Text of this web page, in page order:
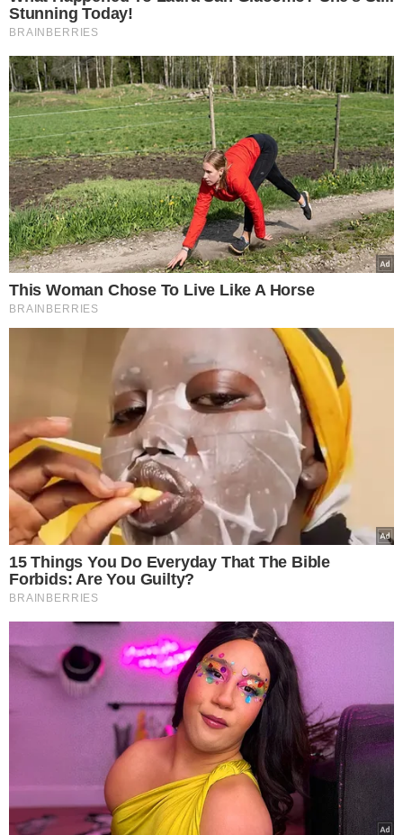
tinham idade entre 40 e 69 anos. Destes, 1.023
morreram. Os quadros mais graves deste estudo
Caso em SP
O Hospital Albert Einstein, na Zona Sul da capital paulista,
registrou em 25 de fevereiro a notificação do caso
suspeito de um homem de 61 anos. Ele é brasileiro e
viajou para o norte da Itália entre 9 e 21 de fevereiro. O
paciente tem sinais brandos da doença, como tosse, e
está em isolamento domiciliar.
"O paciente encontra-se em bom estado clínico e sem
necessidade de internação, permanecendo em
isolamento respiratório que será mantido durante os
próximos 14 dias. A equipe médica segue monitorando-o
ativamente, assim como as pessoas que tiveram contato
próximo com ele", diz nota do Hospital Albert Einstein
(veja nota completa abaixo).
Segundo o Ministério da Saúde, no atendimento, o
hospital "adotou todas as medidas preventivas para
transmissão por gotículas, coletou amostras e realizou
testes para vírus respiratórios comuns e o exame
específico para SARS-CoV2 (RT-PCR, pelo protocolo
Charité), conforme preconizado pela Organização
Mundial de Saúde (OMS).
Com resultados preliminares realizados pela unidade de
saúde e de acordo com o Plano de Contingência
Nacional, o hospital enviou a amostra para o laboratório
de referência nacional, Instituto Adolfo Lutz, para
contraprova, que deu positivo.
O paciente viajou para a região da Lombardia (norte do
país), a trabalho, sozinho, no período de 9 a 21 de